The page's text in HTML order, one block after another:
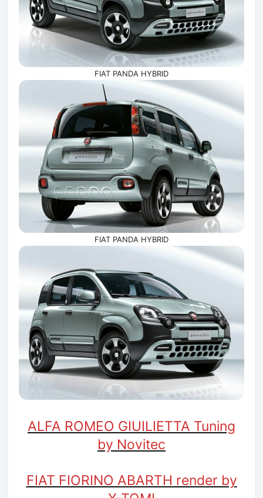
FIAT PANDA HYBRID
FIAT PANDA HYBRID
ALFA ROMEO GIUILIETTA Tuning
by Novitec
FIAT FIORINO ABARTH render by